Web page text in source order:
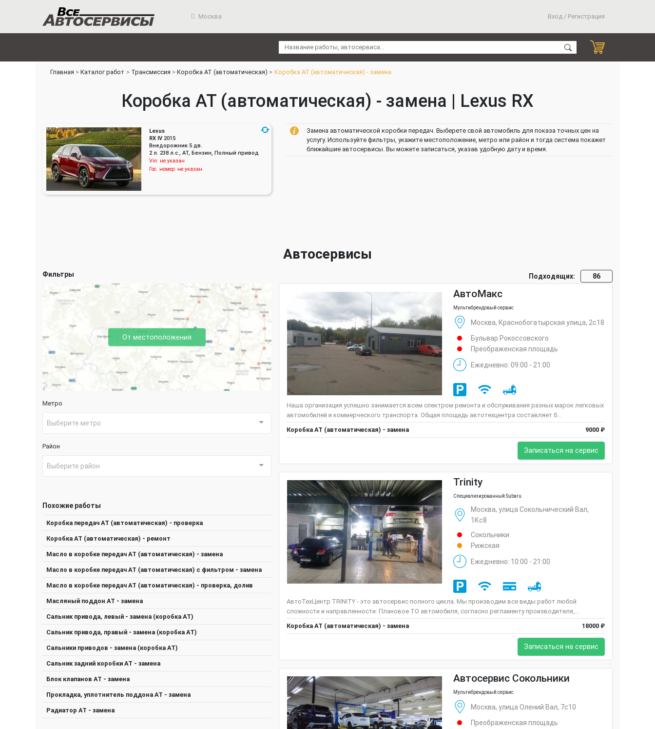
Москва Вход / Регистрация
Главная Каталог работ Трансмиссия Коробка АТ (автоматическая) Коробка АТ (автоматическая) - замена
Коробка АТ (автоматическая) - замена | Lexus RX
Lexus
RX IV 2015
Внедорожник 5 дв.
2 л. 238 л.с., AT, Бензин, Полный привод
Vin: не указан
Гос. номер: не указан
Замена автоматической коробки передач. Выберете свой автомобиль для показа точных цен на
услугу. Используйте фильтры, укажите местоположение, метро или район и тогда система покажет
ближайшие автосервисы. Вы можете записаться, указав удобную дату и время.
Автосервисы
Фильтры
От местоположения
Метро
Выберите метро
Район
Выберите район
Похожие работы
Коробка передач АТ (автоматическая) - проверка
Коробка АТ (автоматическая) - ремонт
Масло в коробке передач АТ (автоматическая) - замена
Масло в коробке передач АТ (автоматическая) с фильтром - замена
Масло в коробке передач АТ (автоматическая) - проверка, долив
Масляный поддон АТ - замена
Сальник привода, левый - замена (коробка АТ)
Сальник привода, правый - замена (коробка АТ)
Сальники приводов - замена (коробка АТ)
Сальник задний коробки АТ - замена
Блок клапанов АТ - замена
Прокладка, уплотнитель поддона АТ - замена
Радиатор АТ - замена
Подходящих: 86
АвтоМакс
Мультибрендовый сервис
Москва, Краснобогатырская улица, 2с18
Бульвар Рокоссовского
Преображенская площадь
Ежедневно: 09:00 - 21:00
Наша организация успешно занимается всем спектром ремонта и обслуживания разных марок легковых
автомобилей и коммерческого транспорта. Общая площадь автотехцентра составляет б...
Коробка АТ (автоматическая) - замена
9000 ₽
Записаться на сервис
Trinity
Специализированный Subaru
Москва, улица Сокольнический Вал,
1Кс8
Сокольники
Рижская
Ежедневно: 10:00 - 21:00
АвтоТехЦентр TRINITY - это автосервис полного цикла. Мы производим все виды работ любой
сложности и направленности: Плановое ТО автомобиля, согласно регламенту производителя,...
Коробка АТ (автоматическая) - замена
18000 ₽
Записаться на сервис
Автосервис Сокольники
Мультибрендовый сервис
Москва, улица Олений Вал, 7с10
Преображенская площадь